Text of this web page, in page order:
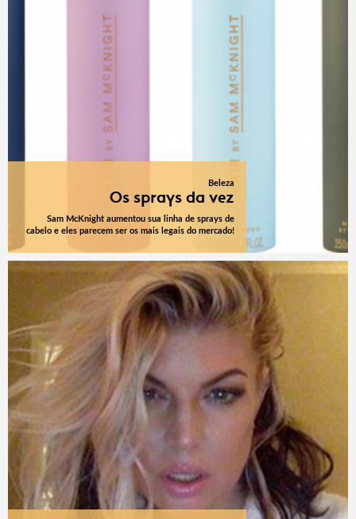
Beleza
Os sprays da vez
Sam McKnight aumentou sua linha de sprays de
cabelo e eles parecem ser os mais legais do mercado!